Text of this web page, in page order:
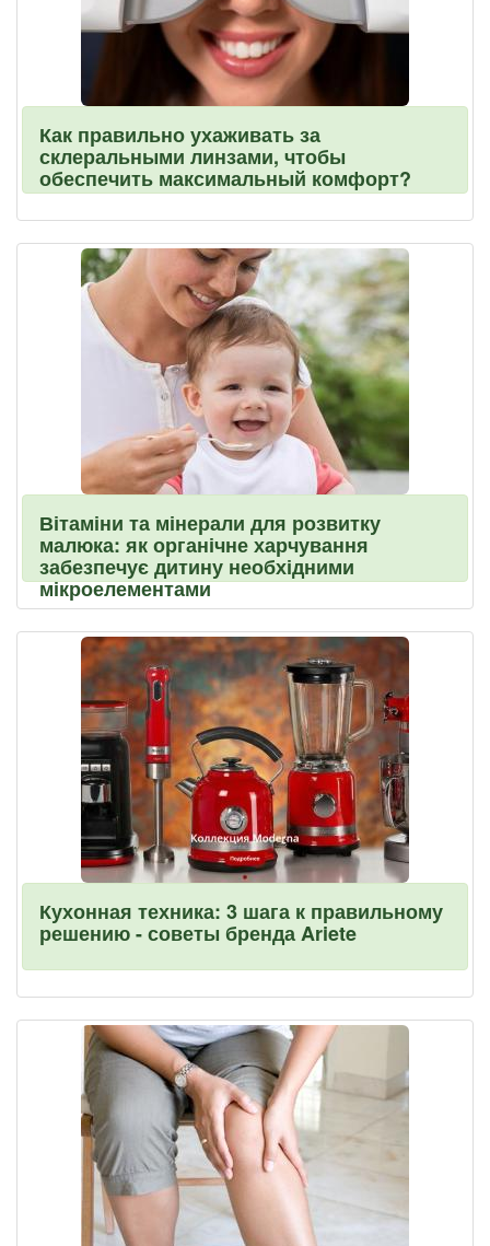
Как правильно ухаживать за
склеральными линзами, чтобы
обеспечить максимальный комфорт?
Вітаміни та мінерали для розвитку
малюка: як органічне харчування
забезпечує дитину необхідними
мікроелементами
Кухонная техника: 3 шага к правильному
решению - советы бренда Ariete